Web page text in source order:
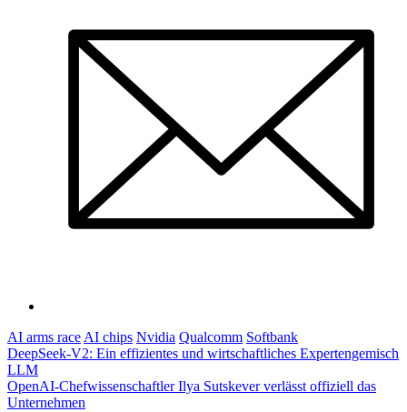
AI arms race AI chips Nvidia Qualcomm Softbank
Post
navigation
DeepSeek-V2: Ein effizientes und wirtschaftliches Expertengemisch
LLM
OpenAI-Chefwissenschaftler Ilya Sutskever verlässt offiziell das
Unternehmen